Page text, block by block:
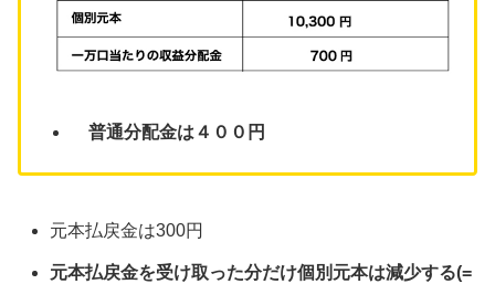
普通分配金は４００円
元本払戻金は300円
元本払戻金を受け取った分だけ個別元本は減少する(=